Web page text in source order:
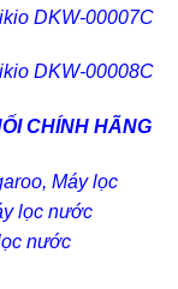
DKW-00007C
DKW-00008C
CHÍNH HÃNG
, Máy lọc
lọc nước
nước